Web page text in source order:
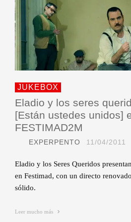
JUKEBOX
Eladio y los seres
[Están ustedes unidos]
FESTIMAD2M
EXPERPENTO 11/04/2011
Eladio y los Seres Queridos
en Festimad, con un directo
sólido.
Leer mucho más